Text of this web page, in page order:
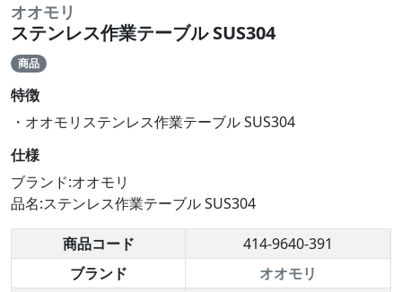
オオモリ
ステンレス作業テーブル SUS304
商品
特徴
・オオモリステンレス作業テーブル SUS304
仕様
ブランド:オオモリ
品名:ステンレス作業テーブル SUS304
商品コード
414-9640-391
ブランド
オオモリ